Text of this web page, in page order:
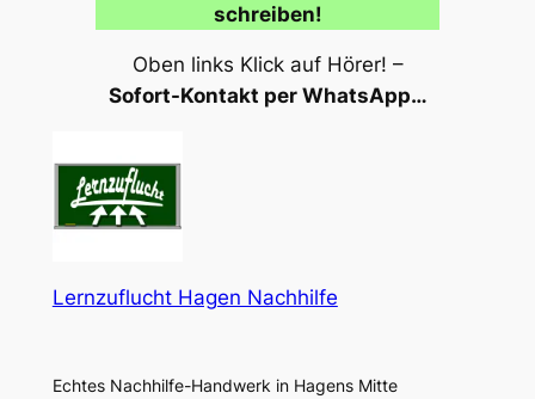
schreiben!
Oben links Klick auf Hörer! –
Sofort-Kontakt per WhatsApp…
Lernzuflucht Hagen Nachhilfe
Echtes Nachhilfe-Handwerk in Hagens Mitte